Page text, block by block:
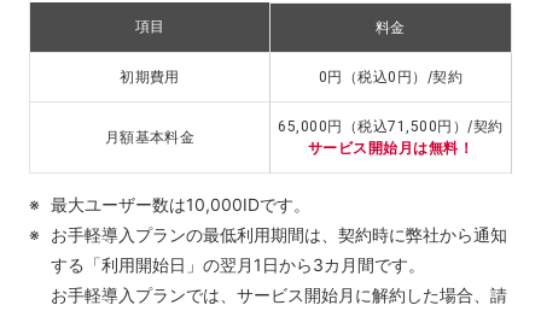
項目 料金
初期費用 0円（税込0 円）/契約
月額基本料金
65,000円（税込71,500円）/契約
サービス開始月は無料！
最大ユーザー数は10,000IDです。
お手軽導入プランの最低利用期間は、契約時に弊社から通知
する「利用開始日」の翌月1日から3カ月間です。
お手軽導入プランでは、サービス開始月に解約した場合、請